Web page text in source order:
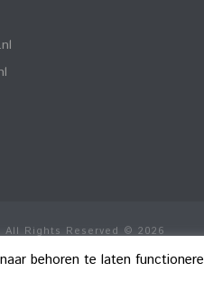
All Rights Reserved © 2026
behoren te laten